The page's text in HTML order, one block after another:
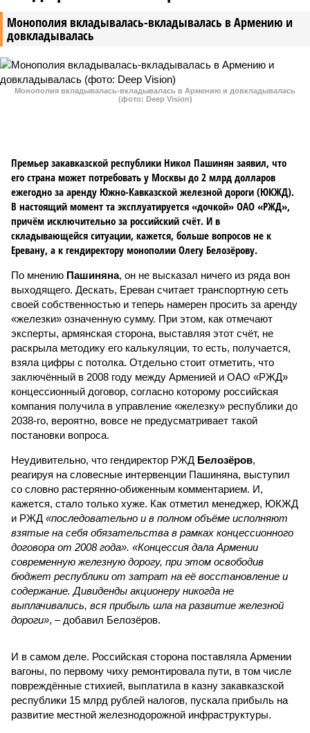
Монополия вкладывалась-вкладывалась в Армению и
довкладывалась
Монополия вкладывалась-вкладывалась в Армению и довкладывалась
(фото: Deep Vision)
Премьер закавказской республики Никол Пашинян заявил, что
его страна может потребовать у Москвы до 2 млрд долларов
ежегодно за аренду Южно-Кавказской железной дороги (ЮКЖД).
В настоящий момент та эксплуатируется «дочкой» ОАО «РЖД»,
причём исключительно за российский счёт. И в
складывающейся ситуации, кажется, больше вопросов не к
Еревану, а к гендиректору монополии Олегу Белозёрову.
По мнению Пашиняна, он не высказал ничего из ряда вон
выходящего. Дескать, Ереван считает транспортную сеть
своей собственностью и теперь намерен просить за аренду
«железки» означенную сумму. При этом, как отмечают
эксперты, армянская сторона, выставляя этот счёт, не
раскрыла методику его калькуляции, то есть, получается,
взяла цифры с потолка. Отдельно стоит отметить, что
заключённый в 2008 году между Арменией и ОАО «РЖД»
концессионный договор, согласно которому российская
компания получила в управление «железку» республики до
2038-го, вероятно, вовсе не предусматривает такой
постановки вопроса.
Неудивительно, что гендиректор РЖД Белозёров,
реагируя на словесные интервенции Пашиняна, выступил
со словно растерянно-обиженным комментарием. И,
кажется, стало только хуже. Как отметил менеджер, ЮКЖД
и РЖД «последовательно и в полном объёме исполняют
взятые на себя обязательства в рамках концессионного
договора от 2008 года». «Концессия дала Армении
современную железную дорогу, при этом освободив
бюджет республики от затрат на её восстановление и
содержание. Дивиденды акционеру никогда не
выплачивались, вся прибыль шла на развитие железной
дороги», – добавил Белозёров.
И в самом деле. Российская сторона поставляла Армении
вагоны, по первому чиху ремонтировала пути, в том числе
повреждённые стихией, выплатила в казну закавказской
республики 15 млрд рублей налогов, пускала прибыль на
развитие местной железнодорожной инфраструктуры.